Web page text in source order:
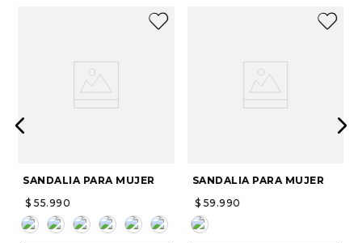
SANDALIA PARA MUJER
$ 55.990
SANDALIA PARA MUJER
$ 59.990